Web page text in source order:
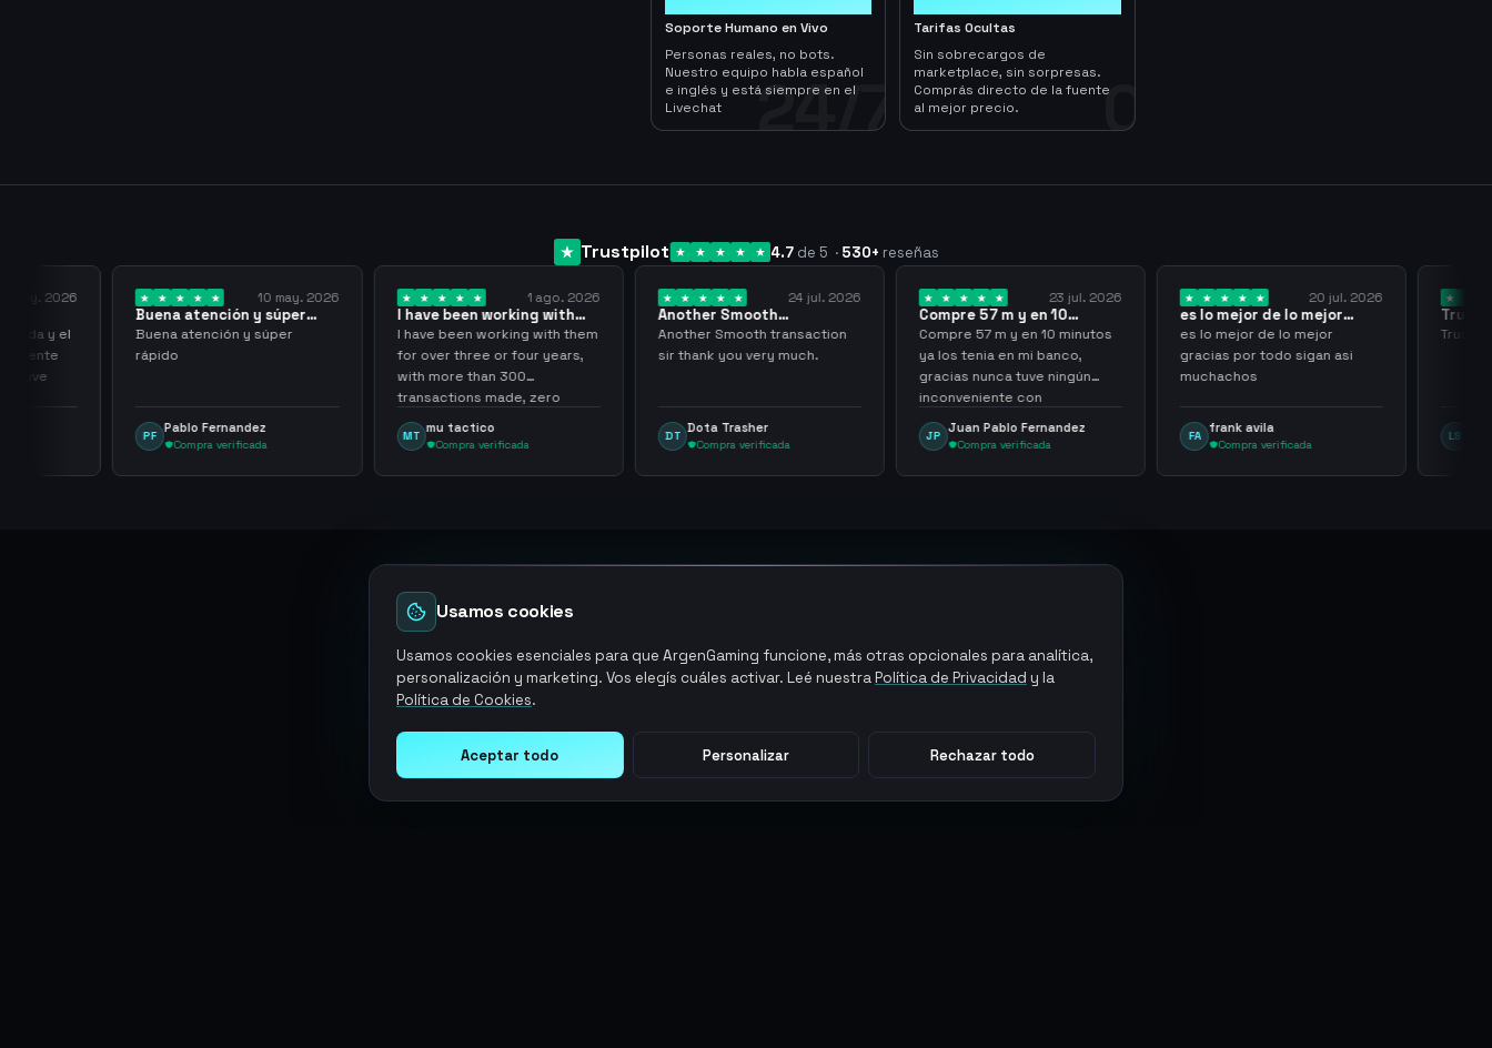
24/7
Soporte Humano en Vivo
Personas reales, no bots.
Nuestro equipo habla español
e inglés y está siempre en el
Livechat
0
Tarifas Ocultas
Sin sobrecargos de
marketplace, sin sorpresas.
Comprás directo de la fuente
al mejor precio.
Trustpilot 4.7 de 5 · 530+ reseñas
1 ago. 2026
I have been working with
them for over… 3 years
I have been working with them
for over three or four years,
with more than 300
transactions made, zero
problems, highly recommend
them.
MT
mu tactico
Compra verificada
24 jul. 2026
Another Smooth
transaction sir thank…
Another Smooth transaction
sir thank you very much.
DT
Dota Trasher
Compra verificada
23 jul. 2026
Compre 57 m y en 10
minutos ya los…
Compre 57 m y en 10 minutos
ya los tenia en mi banco,
gracias nunca tuve ningún
inconveniente con
argenganming
JP
Juan Pablo Fernandez
Compra verificada
20 jul. 2026
es lo mejor de lo mejor
gracias por…
es lo mejor de lo mejor
gracias por todo sigan asi
muchachos
FA
frank avila
Compra verificada
Trusted
LS
2026
y el
10 may. 2026
Buena atención y súper
rápido
Buena atención y súper
rápido
PF
Pablo Fernandez
Compra verificada
Usamos cookies
Usamos cookies esenciales para que ArgenGaming funcione, más otras opcionales para analítica,
personalización y marketing. Vos elegís cuáles activar. Leé nuestraPolítica de Privacidad y la
Política de Cookies.
Aceptar todo Personalizar Rechazar todo